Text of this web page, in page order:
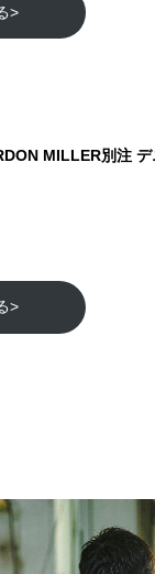
>
MILLER別注
>